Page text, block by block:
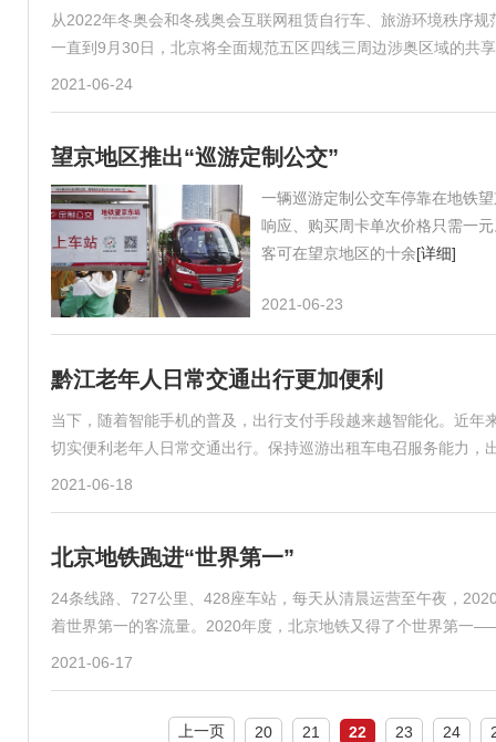
从2022年冬奥会和冬残奥会互联网租赁自行车、旅游环境秩序
一直到9月30日，北京将全面规范五区四线三周边涉奥区域的共
2021-06-24
望京地区推出“巡游定制公交”
一辆巡游定制公交车停靠在地铁
响应、购买周卡单次价格只需一
客可在望京地区的十余[详细]
2021-06-23
黔江老年人日常交通出行更加便利
当下，随着智能手机的普及，出行支付手段越来越智能化。近
切实便利老年人日常交通出行。保持巡游出租车电召服务能力，
2021-06-18
北京地铁跑进“世界第一”
24条线路、727公里、428座车站，每天从清晨运营至午夜，
着世界第一的客流量。2020年度，北京地铁又得了个世界第一
2021-06-17
上一页 20 21 22 23 24